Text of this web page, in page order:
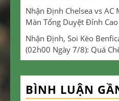
Nhận Định Chelsea vs AC
Màn Tổng Duyệt Đỉnh Cao
Nhận Định, Soi Kèo
(02h00 Ngày 7/8): Quá
BÌNH LUẬN